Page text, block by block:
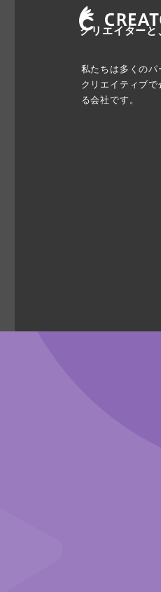
クリエイターと
私たちは多くのパ
クリエイティブ
る会社です。